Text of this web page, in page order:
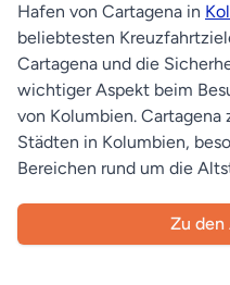
Hafen von Cartagena in
beliebtesten
Cartagena und die
wichtiger Aspekt beim
von Kolumbien.
Städten in Kolumbien,
Bereichen rund um die
Zu den